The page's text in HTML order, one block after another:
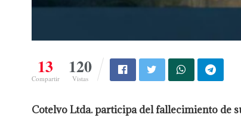
13
Compartir
120
Vistas
Cotelvo Ltda. participa del fallecimiento de